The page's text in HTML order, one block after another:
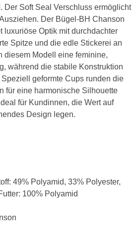
Der Soft Seal Verschluss ermöglicht
Der Bügel-BH Chanson
luxuriöse Optik mit durchdachter
Spitze und die edle Stickerei an
diesem Modell eine feminine,
während die stabile Konstruktion
geformte Cups runden die
für eine harmonische Silhouette
für Kundinnen, die Wert auf
Design legen.
49% Polyamid, 33% Polyester,
100% Polyamid